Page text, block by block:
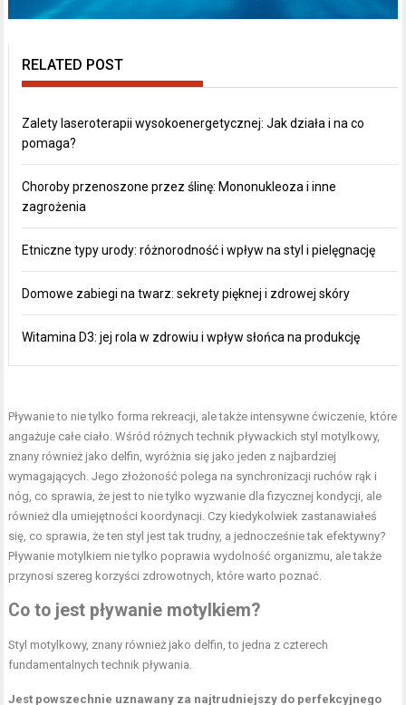
RELATED POST
Zalety laseroterapii wysokoenergetycznej: Jak działa i na co
pomaga?
Choroby przenoszone przez ślinę: Mononukleoza i inne
zagrożenia
Etniczne typy urody: różnorodność i wpływ na styl i pielęgnację
Domowe zabiegi na twarz: sekrety pięknej i zdrowej skóry
Witamina D3: jej rola w zdrowiu i wpływ słońca na produkcję
Pływanie to nie tylko forma rekreacji, ale także intensywne ćwiczenie, które
angażuje całe ciało. Wśród różnych technik pływackich styl motylkowy,
znany również jako delfin, wyróżnia się jako jeden z najbardziej
wymagających. Jego złożoność polega na synchronizacji ruchów rąk i
nóg, co sprawia, że jest to nie tylko wyzwanie dla fizycznej kondycji, ale
również dla umiejętności koordynacji. Czy kiedykolwiek zastanawiałeś
się, co sprawia, że ten styl jest tak trudny, a jednocześnie tak efektywny?
Pływanie motylkiem nie tylko poprawia wydolność organizmu, ale także
przynosi szereg korzyści zdrowotnych, które warto poznać.
Co to jest pływanie motylkiem?
Styl motylkowy, znany również jako delfin, to jedna z czterech
fundamentalnych technik pływania.
Jest powszechnie uznawany za najtrudniejszy do perfekcyjnego